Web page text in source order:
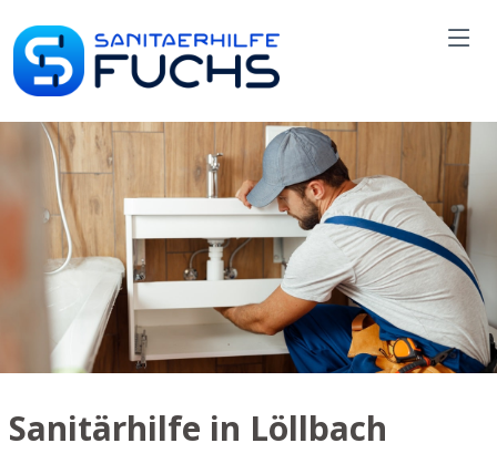
Sanitärhilfe in Löllbach